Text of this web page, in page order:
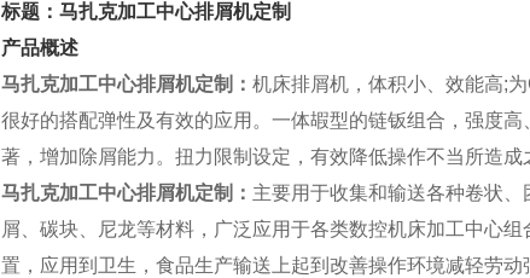
标题：马扎克加工中心排屑机定制
产品概述
马扎克加工中心排屑机定制 ： 机床排屑机，体积小、效能高;
很好的搭配弹性及有效的应用。一体嘏型的链钣组合，强度
著，增加除屑能力。扭力限制设定，有效降低操作不当所造成
马扎克加工中心排屑机定制 ： 主要用于收集和输送各种卷状、
屑、碳块、尼龙等材料，广泛应用于各类数控机床加工中心
置，应用到卫生，食品生产输送上起到改善操作环境减轻劳